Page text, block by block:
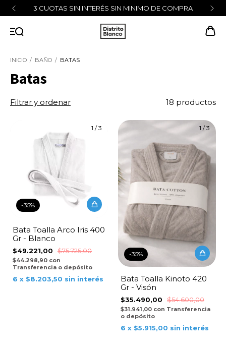
3 CUOTAS SIN INTERÉS SIN MINIMO DE COMPRA
INICIO / BAÑO / BATAS
Batas
Filtrar y ordenar 18 productos
1 /3
-35%
Bata Toalla Arco Iris 400
Gr - Blanco
$49.221,00 $75.725,00
$44.298,90 con
Transferencia o depósito
6 x $8.203,50 sin interés
1 /3
-35%
Bata Toalla Kinoto 420
Gr - Visón
$35.490,00 $54.600,00
$31.941,00 con Transferencia
o depósito
6 x $5.915,00 sin interés